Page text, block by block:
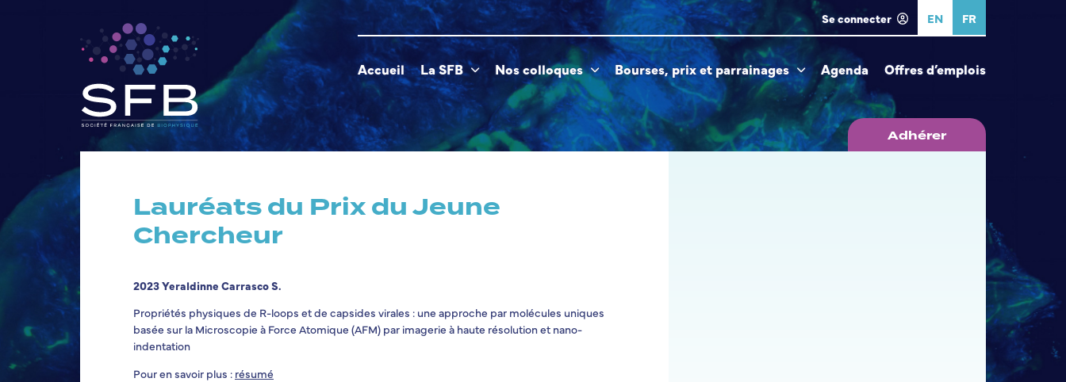
FR
EN
Se connecter
Accueil La SFB Nos colloques Bourses, prix et parrainages Agenda Offres d’emplois
Adhérer
Lauréats du Prix du Jeune
Chercheur
2023 Yeraldinne Carrasco S.
Propriétés physiques de R-loops et de capsides virales : une approche par molécules uniques
basée sur la Microscopie à Force Atomique (AFM) par imagerie à haute résolution et nano-
indentation
Pour en savoir plus : résumé